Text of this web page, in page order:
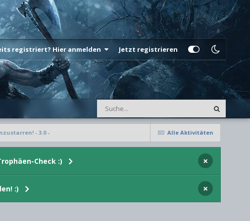
registriert? Hier anmelden Jetzt registrieren
Alle Aktivitäten
- 3.0 -
Check :) ×
:) ×